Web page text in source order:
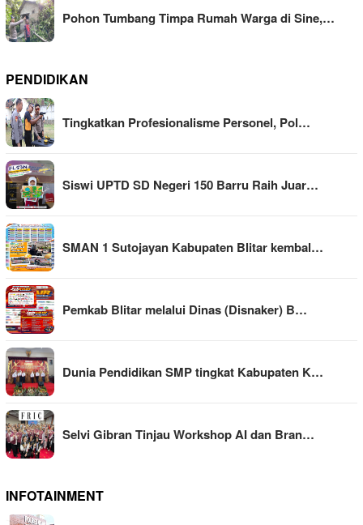
Pohon Tumbang Timpa Rumah Warga di Sine,…
PENDIDIKAN
Tingkatkan Profesionalisme Personel, Pol…
Siswi UPTD SD Negeri 150 Barru Raih Juar…
SMAN 1 Sutojayan Kabupaten Blitar kembal…
Pemkab Blitar melalui Dinas (Disnaker) B…
Dunia Pendidikan SMP tingkat Kabupaten K…
Selvi Gibran Tinjau Workshop AI dan Bran…
INFOTAINMENT